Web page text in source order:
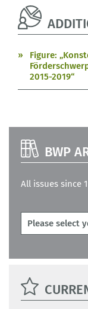
Figure:
2015-2019“
BWP
All issues since